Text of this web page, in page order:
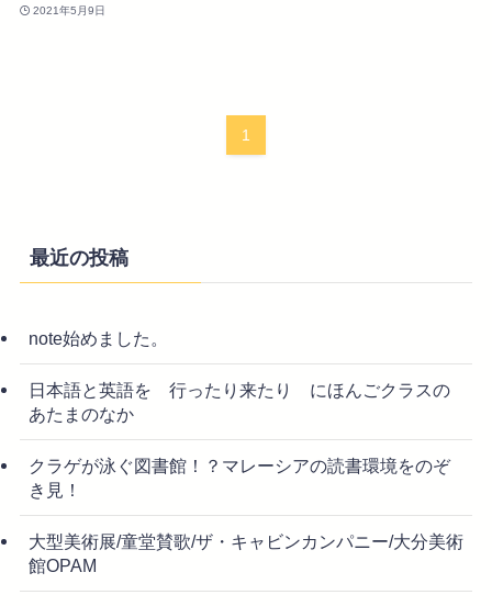
2021年5月9日
1
最近の投稿
note始めました。
日本語と英語を 行ったり来たり にほんごクラスの
あたまのなか
クラゲが泳ぐ図書館！？マレーシアの読書環境をのぞ
き見！
大型美術展/童堂賛歌/ザ・キャビンカンパニー/大分美術
館OPAM